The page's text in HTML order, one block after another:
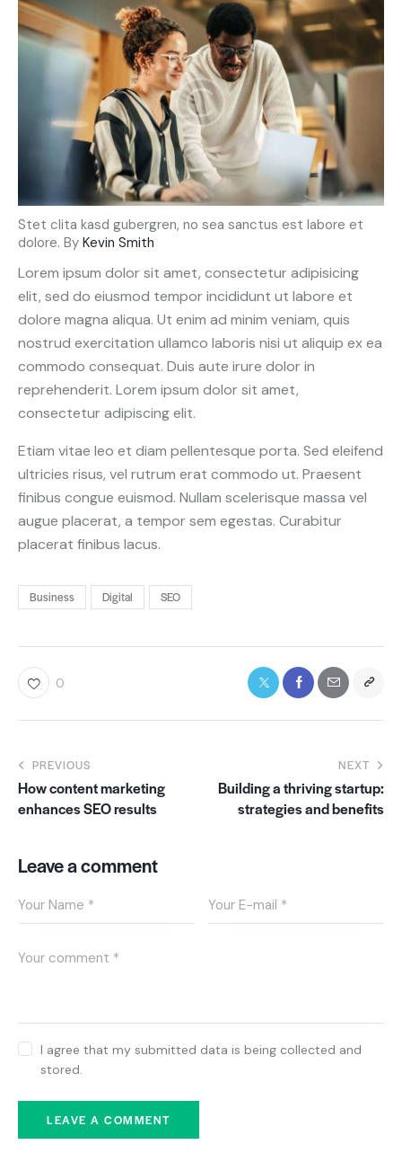
Stet clita kasd gubergren, no sea sanctus est labore et
dolore. By Kevin Smith
Lorem ipsum dolor sit amet, consectetur adipisicing
elit, sed do eiusmod tempor incididunt ut labore et
dolore magna aliqua. Ut enim ad minim veniam, quis
nostrud exercitation ullamco laboris nisi ut aliquip ex ea
commodo consequat. Duis aute irure dolor in
reprehenderit. Lorem ipsum dolor sit amet,
consectetur adipiscing elit.
Etiam vitae leo et diam pellentesque porta. Sed eleifend
ultricies risus, vel rutrum erat commodo ut. Praesent
finibus congue euismod. Nullam scelerisque massa vel
augue placerat, a tempor sem egestas. Curabitur
placerat finibus lacus.
Business Digital SEO
0
PREVIOUS
How content marketing
enhances SEO results
NEXT
Building a thriving startup:
strategies and benefits
Leave a comment
I agree that my submitted data is being collected and
stored.